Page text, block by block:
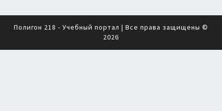
Полигон 218 - Учебный портал | Все права защищены ©
2026